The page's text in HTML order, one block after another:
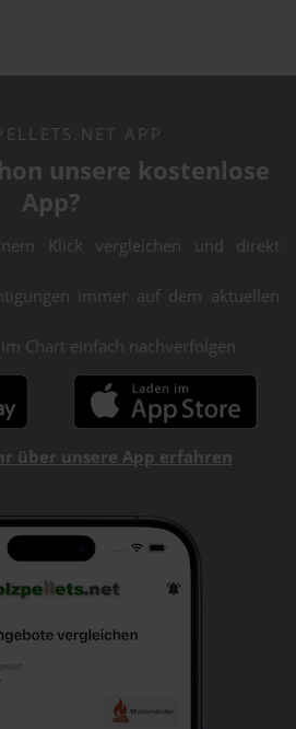
APP
unsere kostenlose
App?
Klick vergleichen und direkt
immer auf dem aktuellen
Chart einfach nachverfolgen
über unsere App erfahren